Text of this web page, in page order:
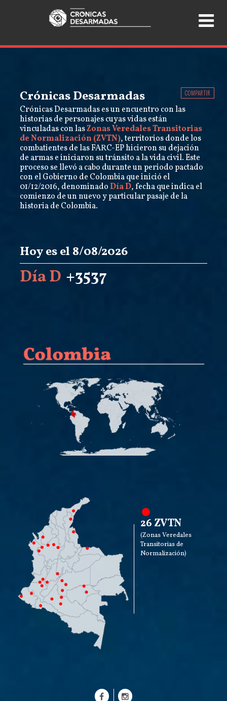
Crónicas Desarmadas
Crónicas Desarmadas es un encuentro con las
historias de personajes cuyas vidas están
vinculadas con lasZonas Veredales Transitorias
de Normalización (ZVTN), territorios donde los
combatientes de las FARC-EP hicieron su dejación
de armas e iniciaron su tránsito a la vida civil. Este
proceso se llevó a cabo durante un periodo pactado
con el Gobierno de Colombia que inició el
01/12/2016, denominadoDía D, fecha que indica el
comienzo de un nuevo y particular pasaje de la
historia de Colombia.
COMPARTIR
Hoy es el 8/08/2026
Día D +3537
26 ZVTN
(Zonas Veredales
Transitorias de
Normalización)